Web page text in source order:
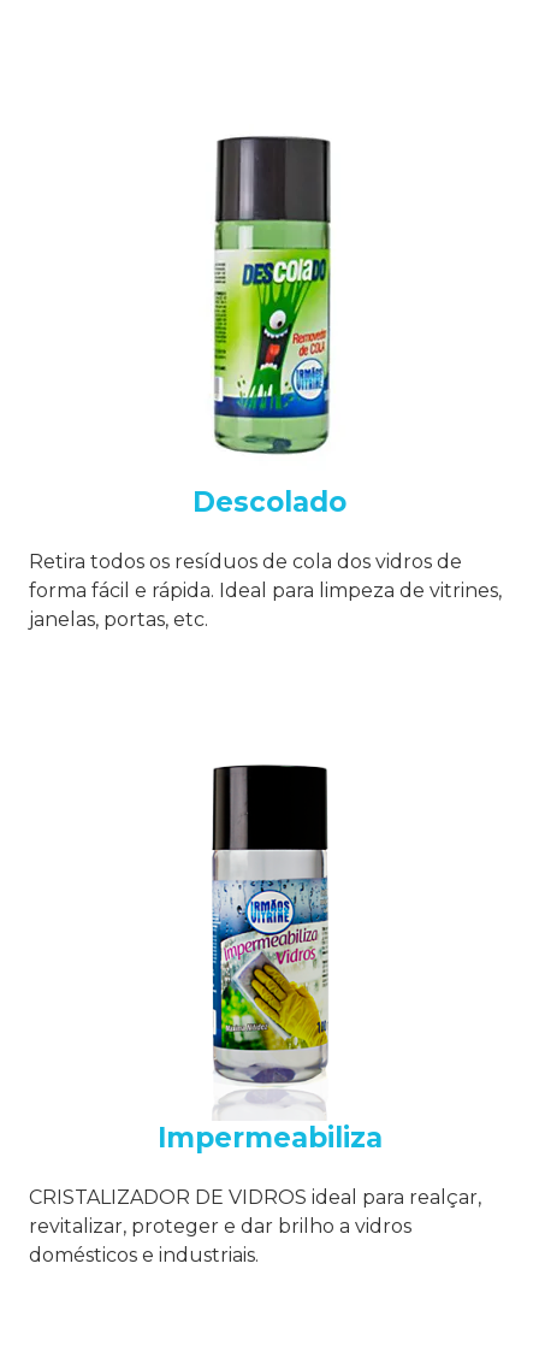
Descolado
Retira todos os resíduos de cola dos vidros de
forma fácil e rápida. Ideal para limpeza de vitrines,
janelas, portas, etc.
Impermeabiliza
CRISTALIZADOR DE VIDROS ideal para realçar,
revitalizar, proteger e dar brilho a vidros
domésticos e industriais.